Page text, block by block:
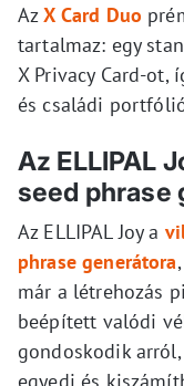
AzX Card Duo
tartalmaz: egy
X Privacy Card-ot,
és családi
Az ELLIPAL
seed phrase
Az ELLIPAL Joy a
phrase generátora
már a létrehozás
beépített valódi
gondoskodik